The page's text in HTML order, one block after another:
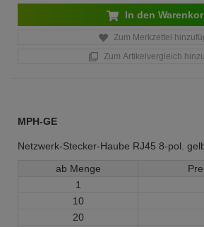
In den
Zum Merkzettel
Zum Artikelvergleich
MPH-GE
Netzwerk-Stecker-Haube RJ45 8-pol.
ab Menge
1
10
20